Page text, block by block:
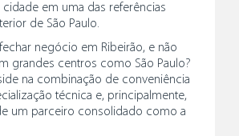
em uma das referências
de São Paulo.
negócio em Ribeirão, e não
grandes centros como São Paulo?
na combinação de conveniência
técnica e, principalmente,
um parceiro consolidado como a